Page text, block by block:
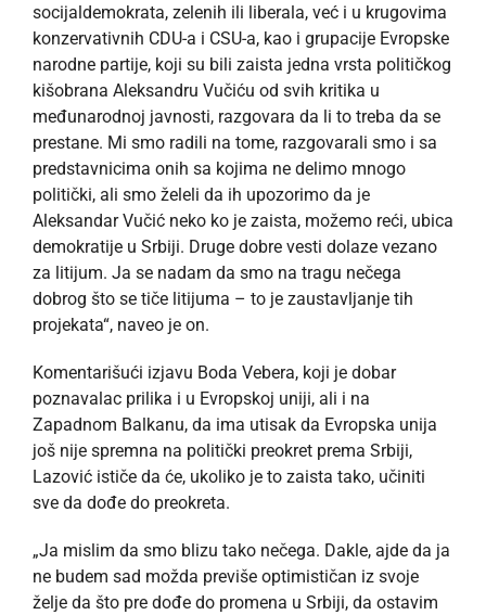
socijaldemokrata, zelenih ili liberala, već i u krugovima
konzervativnih CDU-a i CSU-a, kao i grupacije Evropske
narodne partije, koji su bili zaista jedna vrsta političkog
kišobrana Aleksandru Vučiću od svih kritika u
međunarodnoj javnosti, razgovara da li to treba da se
prestane. Mi smo radili na tome, razgovarali smo i sa
predstavnicima onih sa kojima ne delimo mnogo
politički, ali smo želeli da ih upozorimo da je
Aleksandar Vučić neko ko je zaista, možemo reći, ubica
demokratije u Srbiji. Druge dobre vesti dolaze vezano
za litijum. Ja se nadam da smo na tragu nečega
dobrog što se tiče litijuma – to je zaustavljanje tih
projekata“, naveo je on.
Komentarišući izjavu Boda Vebera, koji je dobar
poznavalac prilika i u Evropskoj uniji, ali i na
Zapadnom Balkanu, da ima utisak da Evropska unija
još nije spremna na politički preokret prema Srbiji,
Lazović ističe da će, ukoliko je to zaista tako, učiniti
sve da dođe do preokreta.
„Ja mislim da smo blizu tako nečega. Dakle, ajde da ja
ne budem sad možda previše optimističan iz svoje
želje da što pre dođe do promena u Srbiji, da ostavim